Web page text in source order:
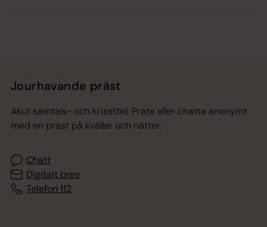
Jourhavande präst
Akut samtals- och krisstöd. Prata eller chatta anonymt
med en präst på kvällar och nätter.
Chatt
Digitalt brev
Telefon 112